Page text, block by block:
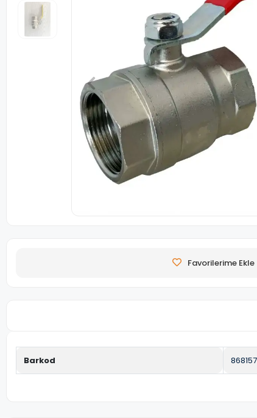
Favorilerime Ekle
Barkod